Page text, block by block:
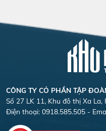
CÔNG TY CỎ PHẦN TẬP
Số 27 LK 11, Khu đô thị Xa
Điện thoại: 0918.585.505 -